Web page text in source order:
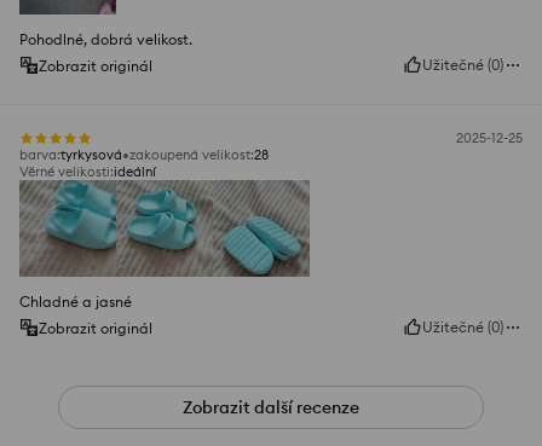
Pohodlné, dobrá velikost.
Zobrazit originál
Užitečné (0)
2025-12-25
barva:tyrkysová zakoupená velikost:28
Věrné velikosti:ideální
Chladné a jasné
Zobrazit originál
Užitečné (0)
Zobrazit další recenze